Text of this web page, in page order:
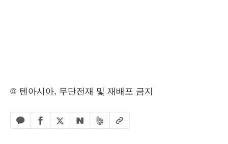
© 텐아시아, 무단전재 및 재배포 금지
카카오톡 공유하기
페이스북 공유하기
엑스 공유하기
네이버 공유하기
밴드 공유하기
URL복사